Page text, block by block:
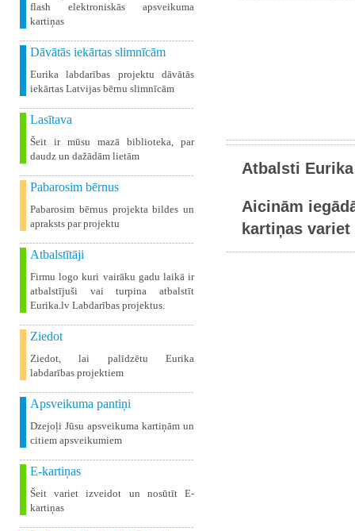
flash elektroniskās apsveikuma
kartiņas
Dāvātās iekārtas slimnīcām
Eurika labdarības projektu dāvātās
iekārtas Latvijas bērnu slimnīcām
Lasītava
Šeit ir mūsu mazā biblioteka, par
daudz un dažādām lietām
Pabarosim bērnus
Pabarosim bērnus projekta bildes un
apraksts par projektu
Atbalstītāji
Firmu logo kuri vairāku gadu laikā ir
atbalstījuši vai turpina atbalstīt
Eurika.lv Labdarības projektus.
Ziedot
Ziedot, lai palīdzētu Eurika
labdarības projektiem
Apsveikuma pantiņi
Dzejoļi Jūsu apsveikuma kartiņām un
citiem apsveikumiem
E-kartiņas
Šeit variet izveidot un nosūtīt E-
kartiņas
Atbalsti
Aicinām
kartiņas variet